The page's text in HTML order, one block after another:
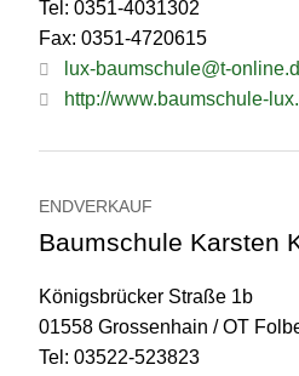
Tel: 0351-4031302
Fax: 0351-4720615
lux-baumschule@t-
http://www.baumschule-
ENDVERKAUF
Baumschule Karsten
Königsbrücker Straße 1b
01558 Grossenhain / OT
Tel: 03522-523823